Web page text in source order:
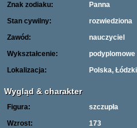
Znak zodiaku:
Panna
Stan cywilny:
rozwiedziona
Zawód:
nauczyciel
Wykształcenie:
podyplomowe
Lokalizacja:
Polska,
Wygląd & charakter
Figura:
szczupła
Wzrost:
173